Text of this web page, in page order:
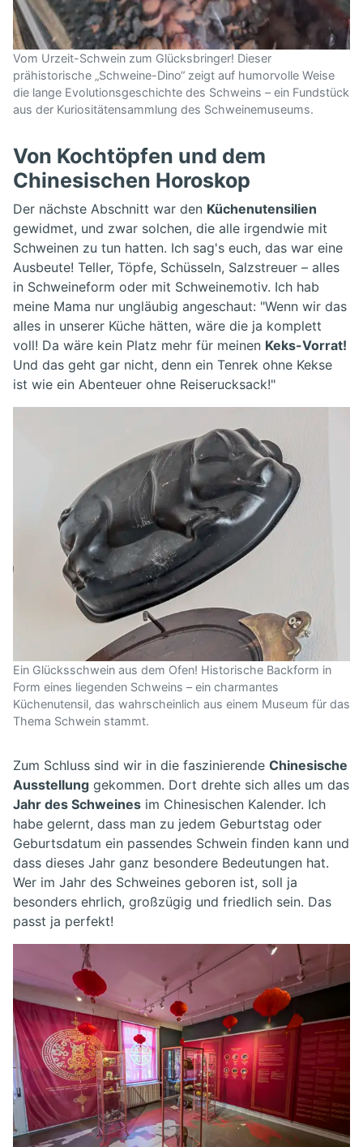
Vom Urzeit-Schwein zum Glücksbringer! Dieser
prähistorische „Schweine-Dino“ zeigt auf humorvolle Weise
die lange Evolutionsgeschichte des Schweins – ein Fundstück
aus der Kuriositätensammlung des Schweinemuseums.
Von Kochtöpfen und dem
Chinesischen Horoskop
Der nächste Abschnitt war den Küchenutensilien
gewidmet, und zwar solchen, die alle irgendwie mit
Schweinen zu tun hatten. Ich sag's euch, das war eine
Ausbeute! Teller, Töpfe, Schüsseln, Salzstreuer – alles
in Schweineform oder mit Schweinemotiv. Ich hab
meine Mama nur ungläubig angeschaut: "Wenn wir das
alles in unserer Küche hätten, wäre die ja komplett
voll! Da wäre kein Platz mehr für meinen Keks-Vorrat!
Und das geht gar nicht, denn ein Tenrek ohne Kekse
ist wie ein Abenteuer ohne Reiserucksack!"
Ein Glücksschwein aus dem Ofen! Historische Backform in
Form eines liegenden Schweins – ein charmantes
Küchenutensil, das wahrscheinlich aus einem Museum für das
Thema Schwein stammt.
Zum Schluss sind wir in die faszinierende Chinesische
Ausstellung gekommen. Dort drehte sich alles um das
Jahr des Schweines im Chinesischen Kalender. Ich
habe gelernt, dass man zu jedem Geburtstag oder
Geburtsdatum ein passendes Schwein finden kann und
dass dieses Jahr ganz besondere Bedeutungen hat.
Wer im Jahr des Schweines geboren ist, soll ja
besonders ehrlich, großzügig und friedlich sein. Das
passt ja perfekt!